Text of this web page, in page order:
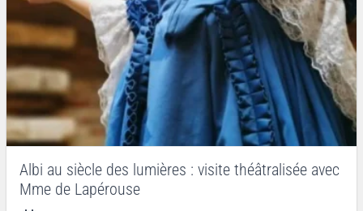
Albi au siècle des lumières : visite théâtralisée avec
Mme de Lapérouse